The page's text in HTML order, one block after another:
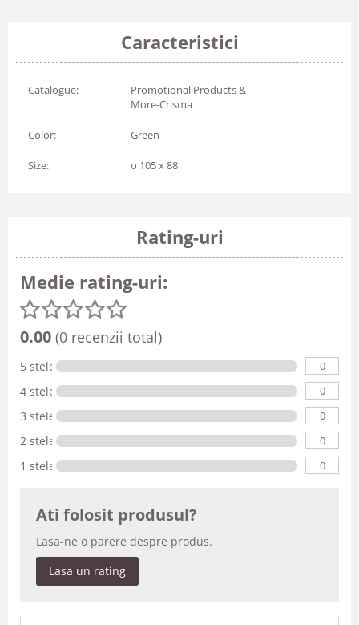
Caracteristici
Catalogue:
Promotional Products &
More-Crisma
Color: Green
Size: o 105 x 88
Rating-uri
Medie rating-uri:
0.00 (0 recenzii total)
5 stele 0
4 stele 0
3 stele 0
2 stele 0
1 stele 0
Ati folosit produsul?
Lasa-ne o parere despre produs.
Lasa un rating